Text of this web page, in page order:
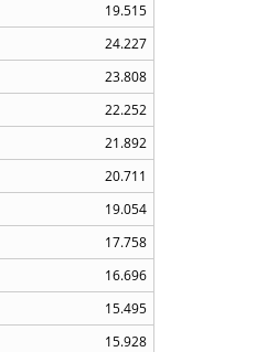
19.515
24.227
23.808
22.252
21.892
20.711
19.054
17.758
16.696
15.495
15.928